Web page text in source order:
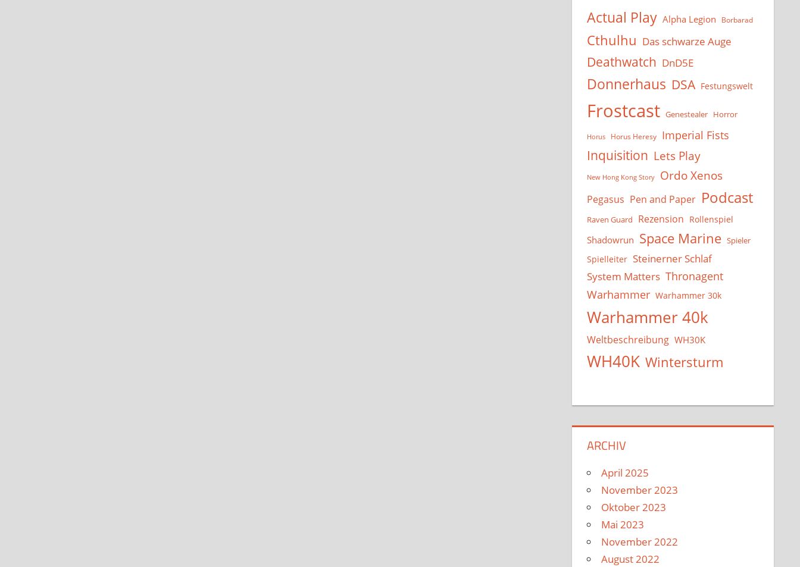
Actual Play Alpha Legion Borbarad
Cthulhu Das schwarze Auge
Deathwatch DnD5E
Donnerhaus DSA Festungswelt
Frostcast Genestealer Horror
Horus Horus Heresy Imperial Fists
Inquisition Lets Play
New Hong Kong Story Ordo Xenos
Pegasus Pen and Paper Podcast
Raven Guard Rezension Rollenspiel
Shadowrun Space Marine Spieler
Spielleiter Steinerner Schlaf
System Matters Thronagent
Warhammer Warhammer 30k
Warhammer 40k
Weltbeschreibung WH30K
WH40K Wintersturm
ARCHIV
April 2025
November 2023
Oktober 2023
Mai 2023
November 2022
August 2022